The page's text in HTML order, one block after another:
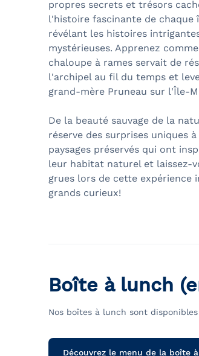
propres secrets et trésors
l'histoire fascinante de chaque
révélant les histoires
mystérieuses. Apprenez
chaloupe à rames servait de
l'archipel au fil du temps et
grand-mère Pruneau sur l'Île-
De la beauté sauvage de la
réserve des surprises uniques
paysages préservés qui ont
leur habitat naturel et laissez-
grues lors de cette expérience
grands curieux!
Boîte à lunch
Nos boîtes à lunch sont
Découvrez le menu de la boîte